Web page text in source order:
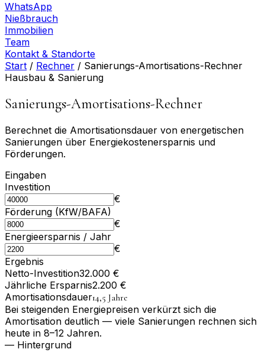
WhatsApp
Nießbrauch
Immobilien
Team
Kontakt & Standorte
Start / Rechner / Sanierungs-Amortisations-Rechner
Hausbau & Sanierung
Sanierungs-Amortisations-Rechner
Berechnet die Amortisations­dauer von energetischen
Sanierungen über Energiekosten­ersparnis und
Förderungen.
Eingaben
Investition
€
Förderung (KfW/BAFA)
€
Energie­ersparnis / Jahr
€
Ergebnis
Netto-Investition32.000 €
Jährliche Ersparnis2.200 €
Amortisations­dauer14,5 Jahre
Bei steigenden Energiepreisen verkürzt sich die
Amortisation deutlich — viele Sanierungen rechnen sich
heute in 8–12 Jahren.
— Hintergrund